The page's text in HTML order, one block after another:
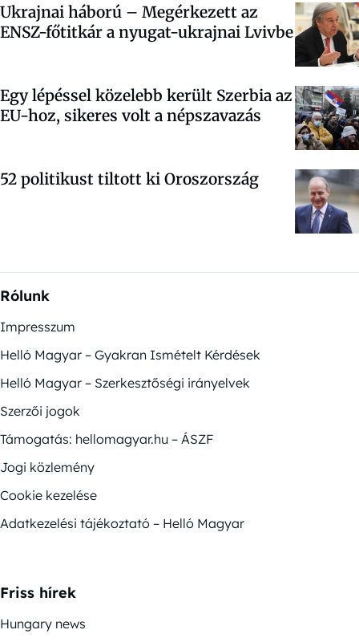
Ukrajnai háború – Megérkezett az
ENSZ-főtitkár a nyugat-ukrajnai Lvivbe
Egy lépéssel közelebb került Szerbia az
EU-hoz, sikeres volt a népszavazás
52 politikust tiltott ki Oroszország
Rólunk
Impresszum
Helló Magyar – Gyakran Ismételt Kérdések
Helló Magyar – Szerkesztőségi irányelvek
Szerzői jogok
Támogatás: hellomagyar.hu – ÁSZF
Jogi közlemény
Cookie kezelése
Adatkezelési tájékoztató – Helló Magyar
Friss hírek
Hungary news